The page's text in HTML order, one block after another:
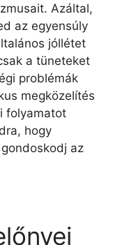
Azáltal,
az egyensúly
jóllétet
a tüneteket
problémák
megközelítés
folyamatot
hogy
az